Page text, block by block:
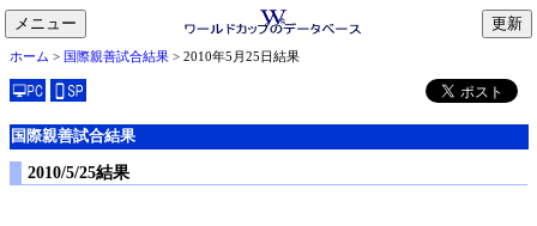
メニュー
toggle
navigation
ホーム > 国際親善試合結果 > 2010年5月25日結果
国際親善試合結果
2010/5/25結果